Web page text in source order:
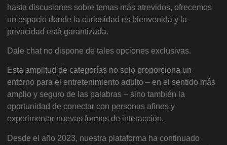
hasta discusiones sobre temas más atrevidos, ofrecemos
un espacio donde la curiosidad es bienvenida y la
privacidad está garantizada.
Dale chat no dispone de tales opciones exclusivas.
Esta amplitud de categorías no solo proporciona un
entorno para el entretenimiento adulto – en el sentido más
amplio y seguro de las palabras – sino también la
oportunidad de conectar con personas afines y
experimentar nuevas formas de interacción.
Desde el año 2023, nuestra plataforma ha continuado